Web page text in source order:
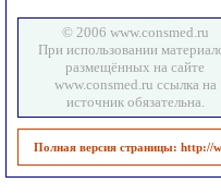
© 2006 www.consmed.ru
При использовании
размещённых на сайте
www.consmed.ru ссылка на
источник обязательна.
Полная версия страницы: http://